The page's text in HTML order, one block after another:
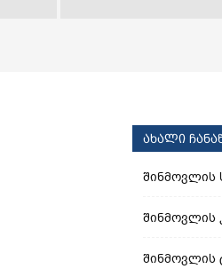
ახალი
შინმოვლის
შინმოვლის
შინმოვლის